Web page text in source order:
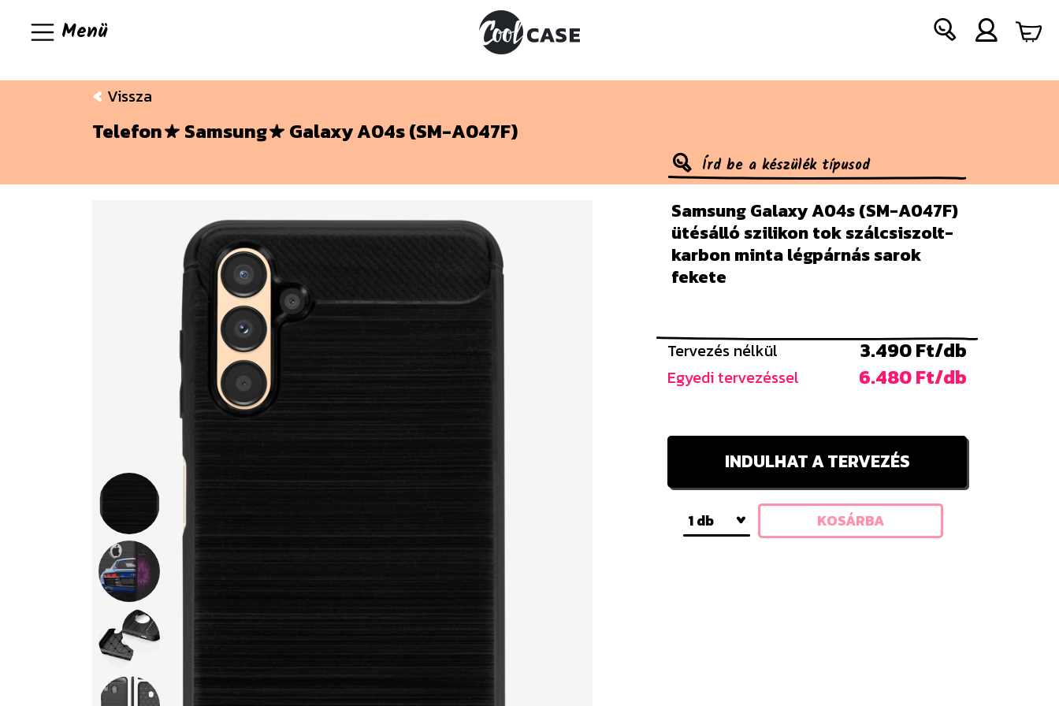
Menü
Vissza
Telefon Samsung Galaxy A04s (SM-A047F)
Samsung Galaxy A04s (SM-A047F)
ütésálló szilikon tok szálcsiszolt-
karbon minta légpárnás sarok
fekete
Tervezés nélkül 3.490 Ft/db
Egyedi tervezéssel 6.480 Ft/db
INDULHAT A TERVEZÉS
1 db KOSÁRBA